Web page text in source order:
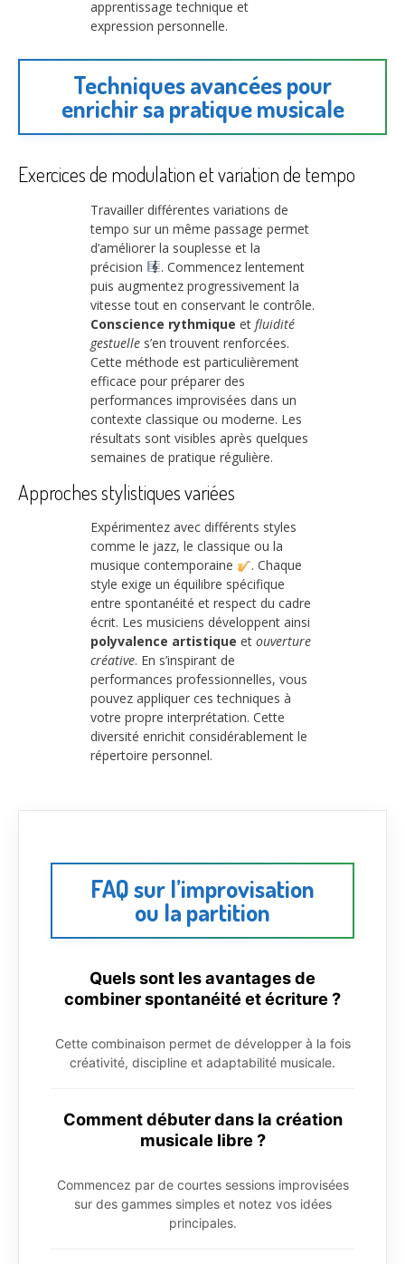
apprentissage technique et
expression personnelle.
Techniques avancées pour
enrichir sa pratique musicale
Exercices de modulation et variation de tempo
Travailler différentes variations de
tempo sur un même passage permet
d’améliorer la souplesse et la
précision
. Commencez lentement
puis augmentez progressivement la
vitesse tout en conservant le contrôle.
Conscience rythmique et fluidité
gestuelle s’en trouvent renforcées.
Cette méthode est particulièrement
efficace pour préparer des
performances improvisées dans un
contexte classique ou moderne. Les
résultats sont visibles après quelques
semaines de pratique régulière.
Approches stylistiques variées
Expérimentez avec différents styles
comme le jazz, le classique ou la
musique contemporaine
. Chaque
style exige un équilibre spécifique
entre spontanéité et respect du cadre
écrit. Les musiciens développent ainsi
polyvalence artistique et ouverture
créative. En s’inspirant de
performances professionnelles, vous
pouvez appliquer ces techniques à
votre propre interprétation. Cette
diversité enrichit considérablement le
répertoire personnel.
FAQ sur l’improvisation
ou la partition
Quels sont les avantages de
combiner spontanéité et écriture ?
Cette combinaison permet de développer à la fois
créativité, discipline et adaptabilité musicale.
Comment débuter dans la création
musicale libre ?
Commencez par de courtes sessions improvisées
sur des gammes simples et notez vos idées
principales.